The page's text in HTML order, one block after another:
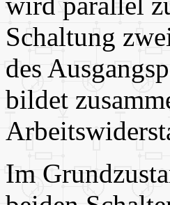
Schaltung
des
bildet
Im